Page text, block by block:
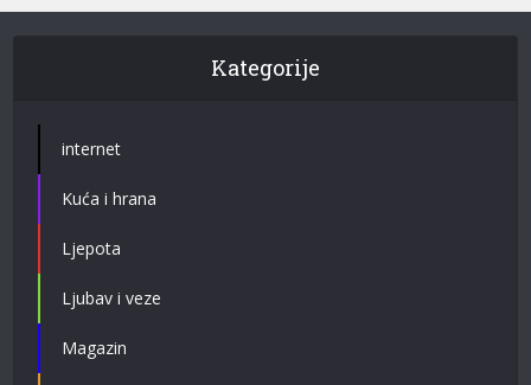
Kategorije
internet
Kuća i hrana
Ljepota
Ljubav i veze
Magazin